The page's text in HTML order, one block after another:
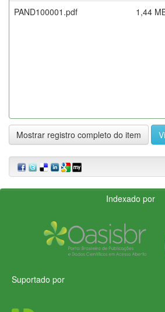
PAND100001.pdf
1,44
Mostrar registro completo do item
Indexado por
Suportado por